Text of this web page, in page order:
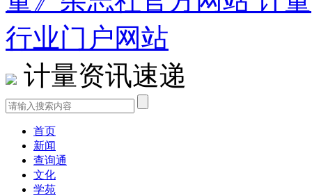
计量资讯速递
首页
新闻
查询通
文化
学苑